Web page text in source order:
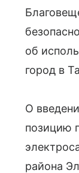
об
город в
О
позицию
района